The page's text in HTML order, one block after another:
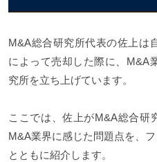
M&A総合研究所代表の佐上は
によって売却した際に、M&A
究所を立ち上げています。
ここでは、佐上がM&A総合研
M&A業界に感じた問題点を、
とともに紹介します。